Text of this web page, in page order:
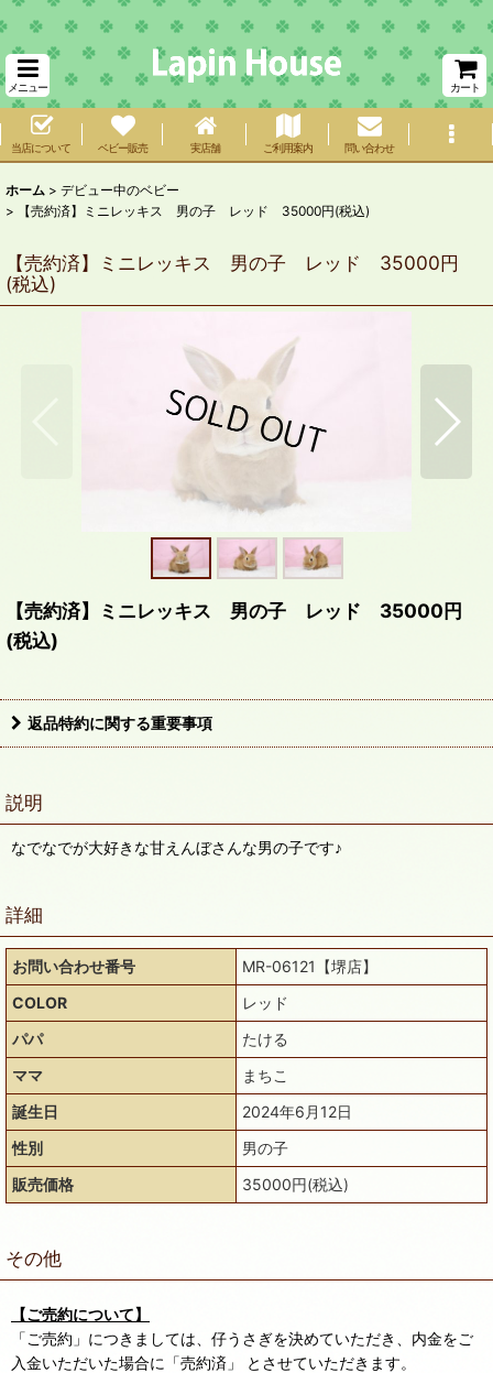
メニュー カート
当店について ベビー販売 実店舗 ご利用案内 問い合わせ
ホーム > デビュー中のベビー
>
【売約済】ミニレッキス 男の子 レッド 35000円(税込)
【売約済】ミニレッキス 男の子 レッド 35000円
(税込)
【売約済】ミニレッキス 男の子 レッド 35000円
(税込)
返品特約に関する重要事項
説明
なでなでが大好きな甘えんぼさんな男の子です♪
詳細
お問い合わせ番号
MR-06121【堺店】
COLOR
レッド
パパ
たける
ママ
まちこ
誕生日
2024年6月12日
性別
男の子
販売価格
35000円(税込)
その他
【ご売約について】
「ご売約」につきましては、仔うさぎを決めていただき、内金をご
入金いただいた場合に「売約済」 とさせていただきます。